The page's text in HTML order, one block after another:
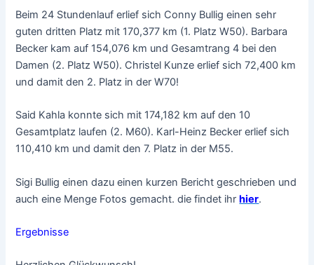
Beim 24 Stundenlauf erlief sich Conny Bullig einen sehr
guten dritten Platz mit 170,377 km (1. Platz W50). Barbara
Becker kam auf 154,076 km und Gesamtrang 4 bei den
Damen (2. Platz W50). Christel Kunze erlief sich 72,400 km
und damit den 2. Platz in der W70!
Said Kahla konnte sich mit 174,182 km auf den 10
Gesamtplatz laufen (2. M60). Karl-Heinz Becker erlief sich
110,410 km und damit den 7. Platz in der M55.
Sigi Bullig einen dazu einen kurzen Bericht geschrieben und
auch eine Menge Fotos gemacht. die findet ihrhier.
Ergebnisse